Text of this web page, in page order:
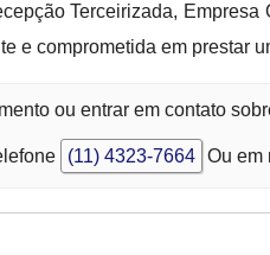
Terceirizada,
e comprometida em prestar
ou entrar em contato
(11) 4323-7664 Ou em